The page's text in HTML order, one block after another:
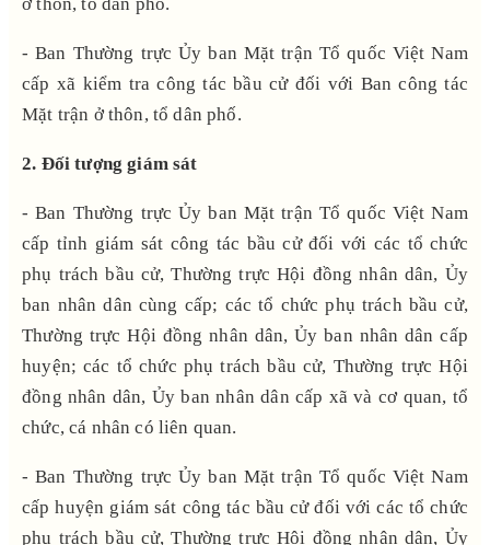
- Ban Thường trực Ủy ban Mặt trận Tổ quốc Việt Nam
cấp xã kiểm tra công tác bầu cử đối với Ban công tác
Mặt trận ở thôn, tổ dân phố.
2. Đối tượng giám sát
- Ban Thường trực Ủy ban Mặt trận Tổ quốc Việt Nam
cấp tỉnh giám sát công tác bầu cử đối với các tổ chức
phụ trách bầu cử, Thường trực Hội đồng nhân dân, Ủy
ban nhân dân cùng cấp; các tổ chức phụ trách bầu cử,
Thường trực Hội đồng nhân dân, Ủy ban nhân dân cấp
huyện; các tổ chức phụ trách bầu cử, Thường trực Hội
đồng nhân dân, Ủy ban nhân dân cấp xã và cơ quan, tổ
chức, cá nhân có liên quan.
- Ban Thường trực Ủy ban Mặt trận Tổ quốc Việt Nam
cấp huyện giám sát công tác bầu cử đối với các tổ chức
phụ trách bầu cử, Thường trực Hội đồng nhân dân, Ủy